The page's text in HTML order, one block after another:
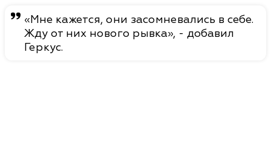
«Мне кажется, они засомневались в себе.
Жду от них нового рывка», - добавил
Геркус.